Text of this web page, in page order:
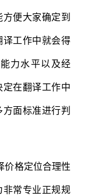
便大家确定到
工作中就会得
力水平以及经
在翻译工作中
面标准进行判
价格定位合理性
常专业正规规